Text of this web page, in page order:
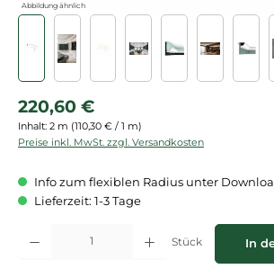
Abbildung ähnlich
Regulärer Preis:
220,60 €
Inhalt: 2 m (110,30 € / 1 m)
Preise inkl. MwSt. zzgl. Versandkosten
Info zum flexiblen Radius unter
Lieferzeit: 1-3 Tage
Produkt Anzahl: Gib den gewünschten Wert ein
Stück In